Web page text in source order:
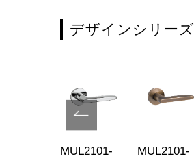
デザインシリーズ
MUL2101-
MUL2101-